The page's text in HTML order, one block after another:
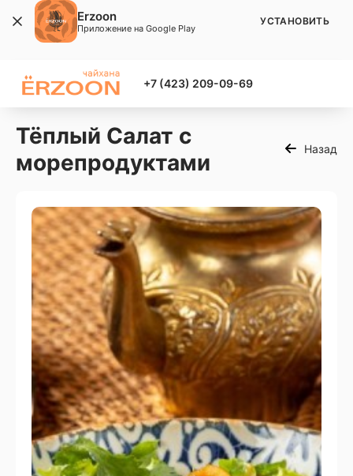
+7 (423) 209-09-69
Тёплый Салат с
морепродуктами
Назад
Erzoon
Приложение на Google Play
УСТАНОВИТЬ